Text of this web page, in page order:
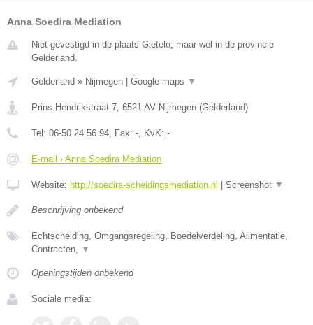
Anna Soedira Mediation
Niet gevestigd in de plaats Gietelo, maar wel in de provincie
Gelderland.
Gelderland » Nijmegen | Google maps ▼
Prins Hendrikstraat 7 6521 AV Nijmegen (Gelderland)
Tel: 06-50 24 56 94 , Fax: - , KvK: -
E-mail › Anna Soedira Mediation
Website: http://soedira-scheidingsmediation.nl | Screenshot ▼
Beschrijving onbekend
Echtscheiding, Omgangsregeling, Boedelverdeling, Alimentatie,
Contracten,
▼
Openingstijden onbekend
Sociale media: